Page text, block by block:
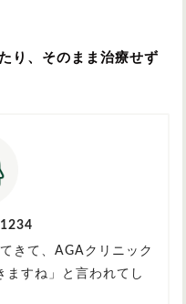
り、そのまま治療せず
きて、AGAクリニック
すね」と言われてし